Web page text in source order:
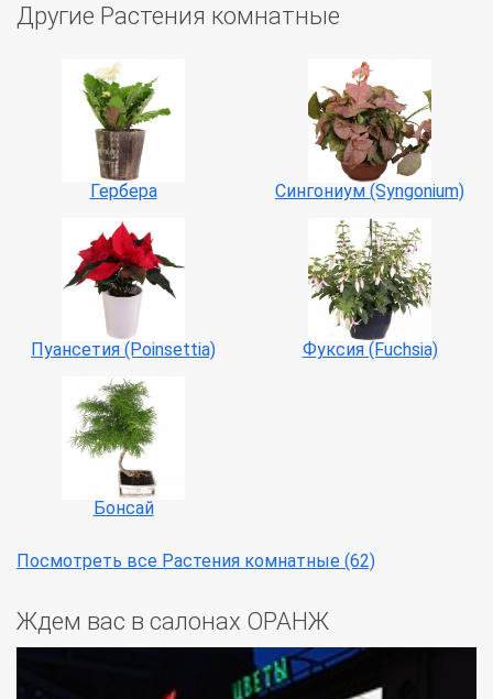
Другие Растения комнатные
Гербера Сингониум (Syngonium)
Пуансетия (Poinsettia) Фуксия (Fuchsia)
Бонсай
Посмотреть все Растения комнатные (62)
Ждем вас в салонах ОРАНЖ